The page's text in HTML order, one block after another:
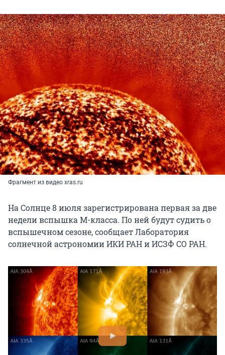
Фрагмент из видео xras.ru
На Солнце 8 июля зарегистрирована первая за две
недели вспышка M-класса. По ней будут судить о
вспышечном сезоне, сообщает Лаборатория
солнечной астрономии ИКИ РАН и ИСЗФ СО РАН.